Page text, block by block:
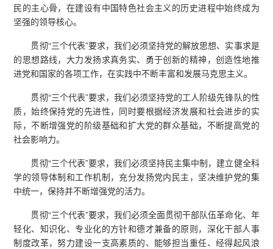
民的主心骨，在建设有中国特色社会主义的历史进程中始终成为
坚强的领导核心。
贯彻“三个代表”要求，我们必须坚持党的解放思想、实事求是
的思想路线，大力发扬求真务实、勇于创新的精神，创造性地推
进党和国家的各项工作，在实践中不断丰富和发展马克思主义。
贯彻“三个代表”要求，我们必须坚持党的工人阶级先锋队的性
质，始终保持党的先进性，同时要根据经济发展和社会进步的实
际，不断增强党的阶级基础和扩大党的群众基础，不断提高党的
社会影响力。
贯彻“三个代表”要求，我们必须坚持民主集中制，建立健全科
学的领导体制和工作机制，充分发扬党内民主，坚决维护党的集
中统一，保持并不断增强党的活力。
贯彻“三个代表”要求，我们必须全面贯彻干部队伍革命化、年
轻化、知识化、专业化的方针和德才兼备的原则，深化干部人事
制度改革，努力建设一支高素质的、能够担当重任、经得起风浪